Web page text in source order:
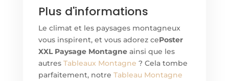
Plus d'informations
Le climat et les paysages montagneux
vous inspirent, et vous adorez cePoster
XXL Paysage Montagneainsi que les
autres Tableaux Montagne ? Cela tombe
parfaitement, notre Tableau Montagne